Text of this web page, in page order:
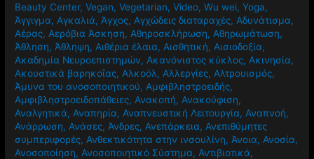
Beauty Center,Vegan,Vegetarian,Video,Wu wei,Yoga,
Άγγιγμα, Αγκαλιά, Άγχος, Αγχώδεις διαταραχές, Αδυνάτισμα,
Αέρας, Αερόβια Άσκηση, Αθηροσκλήρωση, Αθηρωμάτωση,
Άθληση, Άθληψη, Αιθέρια έλαια, Αισθητική, Αισιοδοξία,
Ακαδημία Νευροεπιστημών, Ακανόνιστος κύκλος, Ακινησία,
Ακουστικά βαρηκοΐας, Αλκοόλ, Αλλεργίες, Αλτρουισμός,
Άμυνα του ανοσοποιητικού, Αμφιβληστροειδής,
Αμφιβληστροειδοπάθειες, Ανακοπή, Ανακούφιση,
Αναλγητικά, Αναπηρία, Αναπνευστική Λειτουργία, Αναπνοή,
Ανάρρωση, Ανάσες, Άνδρες, Ανεπάρκεια, Ανεπιθύμητες
συμπεριφορές, Ανθεκτικότητα στην ινσουλίνη, Άνοια, Ανοσία,
Ανοσοποίηση, Ανοσοποιητικό Σύστημα, Αντιβιοτικά,